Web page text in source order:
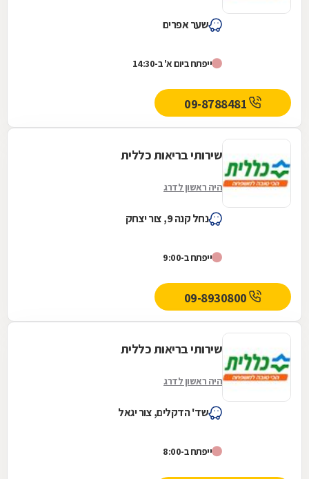
שער אפרים
ייפתח ביום א' ב-14:30
שירותי בריאות כללית
היה ראשון לדרג
נחל קנה 9, צור יצחק
ייפתח ב-9:00
09-8930800
שירותי בריאות כללית
היה ראשון לדרג
שד' הדקלים, צור יגאל
ייפתח ב-8:00